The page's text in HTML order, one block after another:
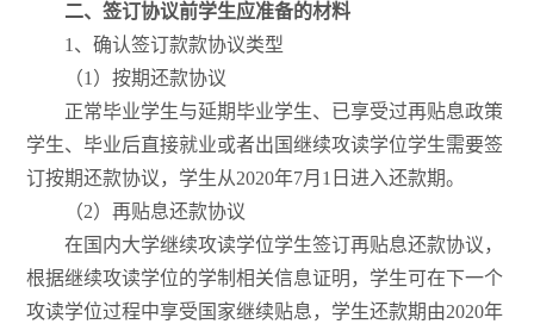
二、签订协议前学生应准备的材料
1、确认签订款款协议类型
（1）按期还款协议
正常毕业学生与延期毕业学生、已享受过再贴息政策
学生、毕业后直接就业或者出国继续攻读学位学生需要签
订按期还款协议，学生从2020年7月1日进入还款期。
（2）再贴息还款协议
在国内大学继续攻读学位学生签订再贴息还款协议，
根据继续攻读学位的学制相关信息证明，学生可在下一个
攻读学位过程中享受国家继续贴息，学生还款期由2020年